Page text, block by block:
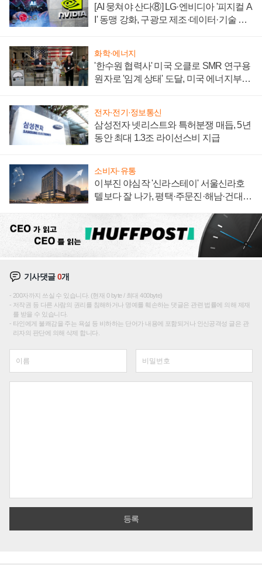
[AI 뭉쳐야 산다⑧] LG·엔비디아 '피지컬 A
I' 동맹 강화, 구광모 제조·데이터·기술 결
화학·에너지
'한수원 협력사' 미국 오클로 SMR 연구용
원자로 '임계 상태' 도달, 미국 에너지부
전자·전기·정보통신
삼성전자 넷리스트와 특허분쟁 매듭, 5년
동안 최대 1.3조 라이선스비 지급
소비자·유통
이부진 야심작 '신라스테이' 서울신라호
텔보다 잘 나가, 평택·주문진·해남·건대로
기사댓글0개
200자까지 쓰실 수 있습니다. (현재 0 byte / 최대 400byte)
저작권 등 다른 사람의 권리를 침해하거나 명예를 훼손하는 댓글은 관련 법률에 의해 제재
를 받을 수 있습니다.
타인에게 불쾌감을 주는 욕설 등 비하하는 단어가 내용에 포함되거나 인신공격성 글은 관
리자의 판단에 의해 삭제 합니다.